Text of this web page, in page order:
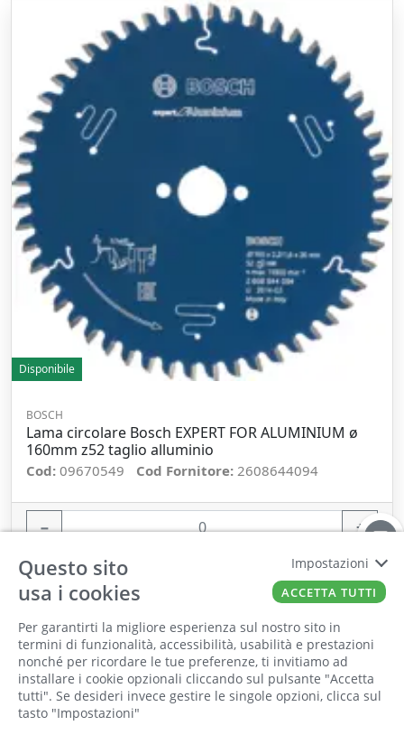
Il punto vendita, gli uffici e il magazzino
saranno chiusi per ferie dall'8 al 25 Agosto
2026 compresi.
Disponibile
BOSCH
Lama circolare Bosch EXPERT FOR ALUMINIUM ø
160mm z52 taglio alluminio
Cod: 09670549 Cod Fornitore: 2608644094
− +
Questo sito
usa i cookies
Per garantirti la migliore esperienza sul nostro sito in
termini di funzionalità, accessibilità, usabilità e prestazioni
nonché per ricordare le tue preferenze, ti invitiamo ad
installare i cookie opzionali cliccando sul pulsante "Accetta
tutti". Se desideri invece gestire le singole opzioni, clicca sul
tasto "Impostazioni"
Impostazioni
ACCETTA TUTTI